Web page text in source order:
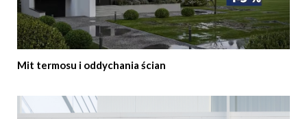
Mit termosu i oddychania ścian